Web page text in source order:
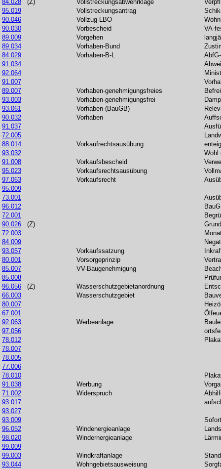
84.028
(Z) Vollstreckungsabwehrklage
95.019
Vollstreckungsantrag
90.046
Vollzug-LBO
90.030
Vorbescheid
VA-
89.009
Vorgehen
89.034
Vorhaben-Bund
84.029
Vorhaben-B-L
91.034
92.064
91.007
89.007
Vorhaben-genehmigungsfreies
93.003
Vorhaben-genehmigungsfrei
93.061
Vorhaben-(BauGB)
90.032
Vorhaben
91.037
72.005
88.014
Vorkaufrechtsausübung
93.032
Wohl
91.008
Vorkaufsbescheid
95.023
Vorkaufsrechtsausübung
97.063
Vorkaufsrecht
95.009
73.001
96.012
72.001
90.026
(Z)
72.003
84.009
93.057
Vorkaufssatzung
80.001
Vorsorgeprinzip
85.007
VV-Baugenehmigung
85.008
96.056
(Z) Wasserschutzgebietanordnung
66.003
Wasserschutzgebiet
80.007
67.001
92.063
Werbeanlage
97.056
78.012
78.007
78.005
77.006
78.010
91.038
Werbung
71.002
Widerspruch
93.017
93.027
93.009
96.052
Windenergieanlage
98.020
Windernergieanlage
99.009
99.003
Windkraftanlage
93.044
Wohngebietsausweisung